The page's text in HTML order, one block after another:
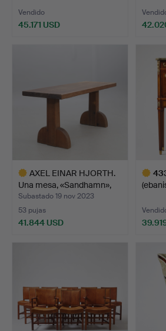
Vendido
45.171 USD
AXEL EINAR HJORTH.
Una mesa, «Sandhamn»,
N…
Subastado 19 nov 2023
53 pujas
41.844 USD